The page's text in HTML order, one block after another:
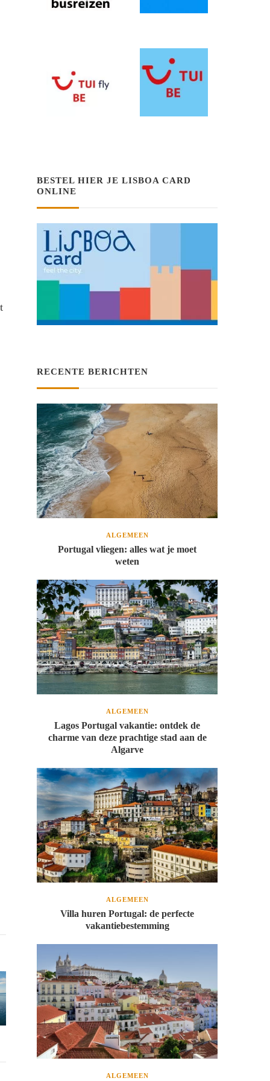
BESTEL HIER JE LISBOA CARD
ONLINE
RECENTE BERICHTEN
ALGEMEEN
Portugal vliegen: alles wat je moet
weten
ALGEMEEN
Lagos Portugal vakantie: ontdek de
charme van deze prachtige stad aan de
Algarve
ALGEMEEN
Villa huren Portugal: de perfecte
vakantiebestemming
ALGEMEEN